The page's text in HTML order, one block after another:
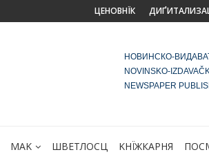
ЦЕНОВНЇК
НОВИНСКО-
NOVINSKO-
NEWSPAPER
МАK ШВЕТЛОСЦ KНЇЖКАРНЯ